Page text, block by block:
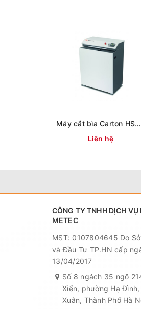
- Độ ồn: 68 - 70 dB
- Sản xuất tại Đức
Trên thị trường có rất
Carton. Vì vậy, để tìm
Chọn máy cắt phù hợp
Chọn kiểu dáng máy
Nếu chưa có kinh
Máy cắt bìa Carton HSM Profipack P425 (lót thùng)
Liên hệ
CÔNG TY TNHH DỊCH VỤ
METEC
MST: 0107804645 Do
và Đầu Tư TP.HN cấp
13/04/2017
Số 8 ngách 35 ngõ
Xiển, phường Hạ
Xuân, Thành Phố Hà